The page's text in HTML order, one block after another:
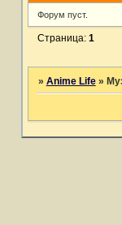
Форум пуст.
Страница: 1
» Anime Life »